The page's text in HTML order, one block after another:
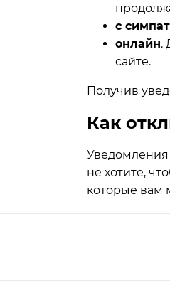
с
онлайн.
сайте.
Получив
Как
Уведомления
не хотите,
которые вам